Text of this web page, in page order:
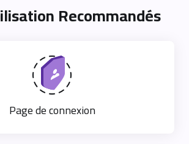
Recommandés
Page de connexion